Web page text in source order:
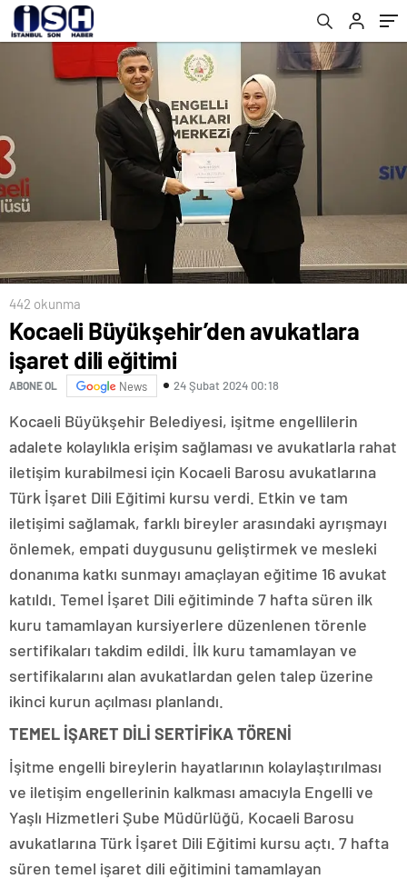
442 okunma
Kocaeli Büyükşehir’den avukatlara
işaret dili eğitimi
ABONE OL News 24 Şubat 2024 00:18
Kocaeli Büyükşehir Belediyesi, işitme engellilerin
adalete kolaylıkla erişim sağlaması ve avukatlarla rahat
iletişim kurabilmesi için Kocaeli Barosu avukatlarına
Türk İşaret Dili Eğitimi kursu verdi. Etkin ve tam
iletişimi sağlamak, farklı bireyler arasındaki ayrışmayı
önlemek, empati duygusunu geliştirmek ve mesleki
donanıma katkı sunmayı amaçlayan eğitime 16 avukat
katıldı. Temel İşaret Dili eğitiminde 7 hafta süren ilk
kuru tamamlayan kursiyerlere düzenlenen törenle
sertifikaları takdim edildi. İlk kuru tamamlayan ve
sertifikalarını alan avukatlardan gelen talep üzerine
ikinci kurun açılması planlandı.
TEMEL İŞARET DİLİ SERTİFİKA TÖRENİ
İşitme engelli bireylerin hayatlarının kolaylaştırılması
ve iletişim engellerinin kalkması amacıyla Engelli ve
Yaşlı Hizmetleri Şube Müdürlüğü, Kocaeli Barosu
avukatlarına Türk İşaret Dili Eğitimi kursu açtı. 7 hafta
süren temel işaret dili eğitimini tamamlayan